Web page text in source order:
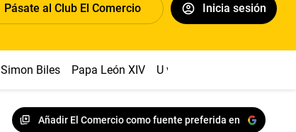
Pásate al Club El Comercio Inicia sesión
Simon Biles Papa León XIV U vs Cristal
Añadir El Comercio como fuente preferida en